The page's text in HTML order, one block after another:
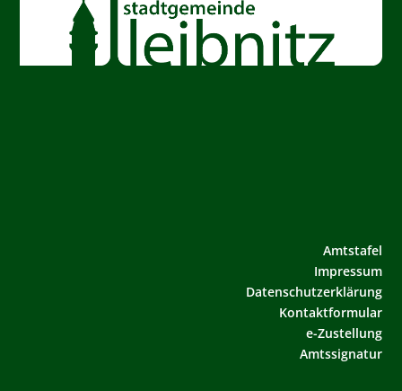
Amtstafel
Impressum
Datenschutzerklärung
Kontaktformular
e-Zustellung
Amtssignatur